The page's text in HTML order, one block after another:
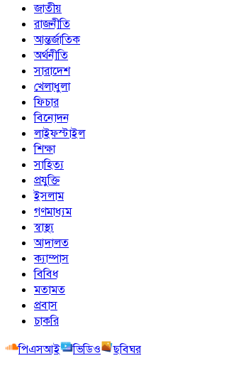
জাতীয়
রাজনীতি
আন্তর্জাতিক
অর্থনীতি
সারাদেশ
খেলাধুলা
ফিচার
বিনোদন
লাইফস্টাইল
শিক্ষা
সাহিত্য
প্রযুক্তি
ইসলাম
গণমাধ্যম
স্বাস্থ্য
আদালত
ক্যাম্পাস
বিবিধ
মতামত
প্রবাস
চাকরি
পিএসআই
ভিডিও
ছবিঘর